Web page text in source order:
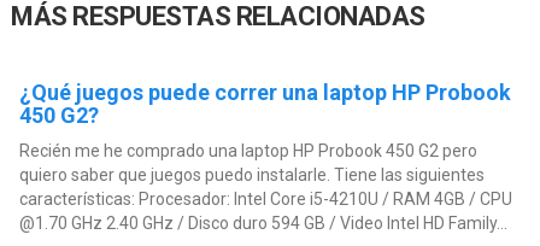
MÁS RESPUESTAS RELACIONADAS
¿Qué juegos puede correr una laptop HP Probook
450 G2?
Recién me he comprado una laptop HP Probook 450 G2 pero
quiero saber que juegos puedo instalarle. Tiene las siguientes
características: Procesador: Intel Core i5-4210U / RAM 4GB / CPU
@1.70 GHz 2.40 GHz / Disco duro 594 GB / Video Intel HD Family...